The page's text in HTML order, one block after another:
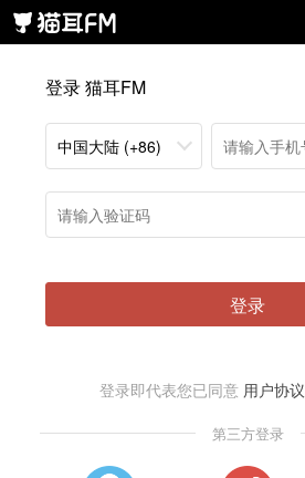
登录 猫耳FM
中国大陆 (+86)
登录
登录即代表您已同意 用户协议
第三方登录